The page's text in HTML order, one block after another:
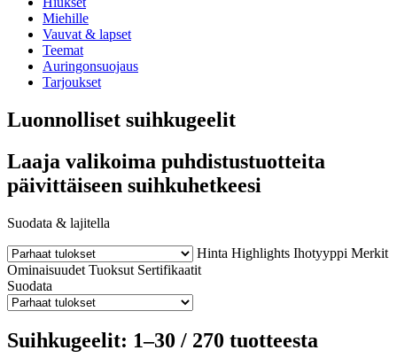
Miehille
Vauvat & lapset
Teemat
Auringonsuojaus
Tarjoukset
Luonnolliset suihkugeelit
Laaja valikoima puhdistustuotteita
päivittäiseen suihkuhetkeesi
Suodata & lajitella
Hinta Highlights Ihotyyppi Merkit
Ominaisuudet Tuoksut Sertifikaatit
Suodata
Suihkugeelit: 1–30 / 270 tuotteesta